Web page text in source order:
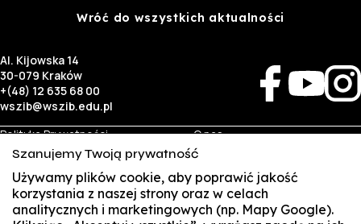
Wróć do wszystkich aktualności
Al. Kijowska 14
30-079 Kraków
+(48) 12 635 68 00
wszib@wszib.edu.pl
Polityka Prywatności
RODO
Identyfikacja wizualna
O nas
Rekrutacja
Studia
Kontakt
Biznes Student
Szanujemy Twoją prywatność
Używamy plików cookie, aby poprawić jakość
korzystania z naszej strony oraz w celach
analitycznych i marketingowych (np. Mapy Google).